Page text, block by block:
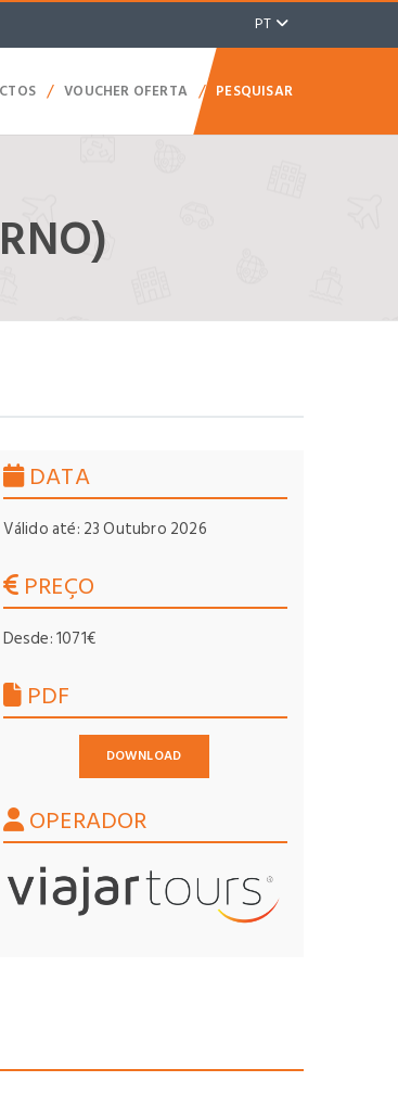
PT
/ VOUCHER OFERTA / PESQUISAR
DATA
Válido até: 23 Outubro 2026
PREÇO
Desde: 1071€
PDF
DOWNLOAD
OPERADOR